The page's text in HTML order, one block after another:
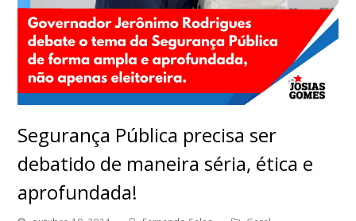
Segurança Pública precisa ser
debatido de maneira séria, ética e
aprofundada!